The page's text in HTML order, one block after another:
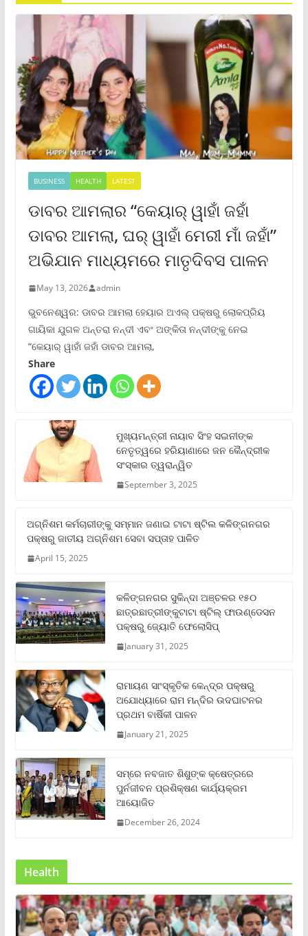
BUSINESS HEALTH LATEST
ଡାବର ଆମଲାର “କେୟାର୍ ୱାହାଁ ଜହାଁ
ଡାବର ଆମଲା, ଘର୍ ୱାହାଁ ମେରୀ ମାଁ ଜହାଁ”
ଅଭିଯାନ ମାଧ୍ୟମରେ ମାତୃଦିବସ ପାଳନ
May 13, 2026 admin
ଭୁବନେଶ୍ୱର: ଡାବର ଆମଲା ହେୟାର ଅଏଲ୍ ପକ୍ଷରୁ ଲୋକପ୍ରିୟ
ଗାୟିକା ଯୁଗଳ ଅନ୍ତରା ନନ୍ଦୀ ଏବଂ ଅଙ୍କିତା ନନ୍ଦୀଙ୍କୁ ନେଇ
“କେୟାର୍ ୱାହାଁ ଜହାଁ ଡାବର ଆମଲା,
Share
ମୁଖ୍ୟମନ୍ତ୍ରୀ ନାୟାବ ସିଂହ ସଇନୀଙ୍କ
ନେତୃତ୍ୱରେ ହରିୟାଣାରେ ଜନ କୈନ୍ଦ୍ରୀକ
ସଂସ୍କାର ତ୍ୱରାନ୍ୱିତ
September 3, 2025
ଅଗ୍ନିଶମ କର୍ମଚାରୀଙ୍କୁ ସମ୍ମାନ ଜଣାଇ ଟାଟା ଷ୍ଟିଲ କଳିଙ୍ଗନଗର
ପକ୍ଷରୁ ଜାତୀୟ ଅଗ୍ନିଶମ ସେବା ସପ୍ତାହ ପାଳିତ
April 15, 2025
କଳିଙ୍ଗନଗର ସୁକିନ୍ଦା ଅଞ୍ଚଳର ୧୫୦
ଛାତ୍ରଛାତ୍ରୀଙ୍କୁଟାଟା ଷ୍ଟିଲ୍ ଫାଉଣ୍ଡେସନ
ପକ୍ଷରୁ ଜ୍ୟୋତି ଫେଲୋସିପ୍‌
January 31, 2025
ରାମାୟଣ ସାଂସ୍କୃତିକ କେନ୍ଦ୍ର ପକ୍ଷରୁ
ଅଯୋଧ୍ୟାରେ ରାମ ମନ୍ଦିର ଉଦଘାଟନର
ପ୍ରଥମ ବାର୍ଷିକୀ ପାଳନ
January 21, 2025
ସମ୍‌ରେ ନବଜାତ ଶିଶୁଙ୍କ କ୍ଷେତ୍ରରେ
ପୁର୍ନଜୀବନ ପ୍ରଶିକ୍ଷଣ କାର୍ଯ୍ୟକ୍ରମ
ଆୟୋଜିତ
December 26, 2024
Health